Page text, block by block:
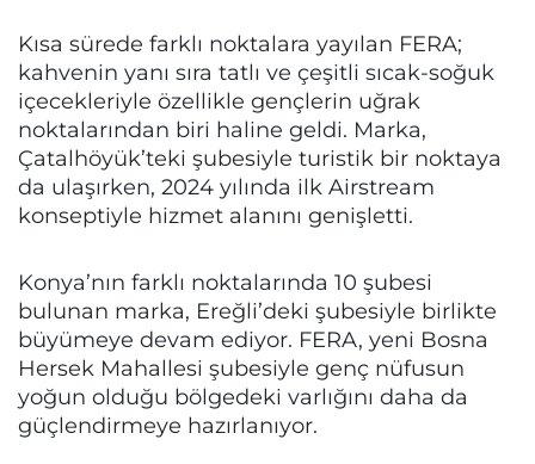
Kısa sürede farklı noktalara yayılan FERA;
kahvenin yanı sıra tatlı ve çeşitli sıcak-soğuk
içecekleriyle özellikle gençlerin uğrak
noktalarından biri haline geldi. Marka,
Çatalhöyük’teki şubesiyle turistik bir noktaya
da ulaşırken, 2024 yılında ilk Airstream
konseptiyle hizmet alanını genişletti.
Konya’nın farklı noktalarında 10 şubesi
bulunan marka, Ereğli’deki şubesiyle birlikte
büyümeye devam ediyor. FERA, yeni Bosna
Hersek Mahallesi şubesiyle genç nüfusun
yoğun olduğu bölgedeki varlığını daha da
güçlendirmeye hazırlanıyor.